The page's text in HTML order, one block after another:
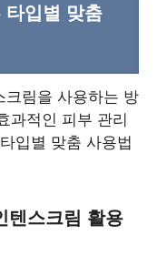
타입별 맞춤
크림을 사용하는 방
과적인 피부 관리
입별 맞춤 사용법
텐스크림 활용